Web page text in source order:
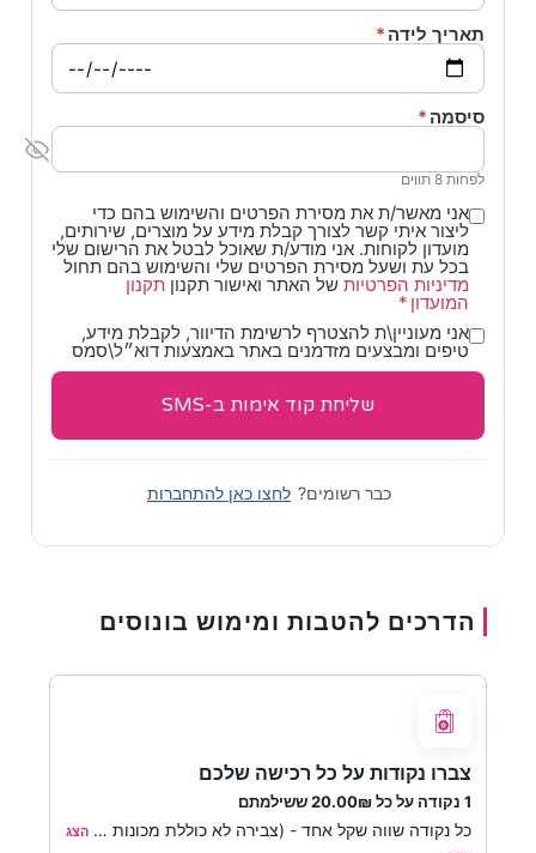
תאריך לידה *
סיסמה *
לפחות 8 תווים
אני מאשר/ת את מסירת הפרטים והשימוש בהם כדי
ליצור איתי קשר לצורך קבלת מידע על מוצרים, שירותים,
מועדון לקוחות. אני מודע/ת שאוכל לבטל את הרישום שלי
בכל עת ושעל מסירת הפרטים שלי והשימוש בהם תחול
מדיניות הפרטיות של האתר ואישור תקנון תקנון
המועדון *
אני מעוניין\ת להצטרף לרשימת הדיוור, לקבלת מידע,
טיפים ומבצעים מזדמנים באתר באמצעות דוא״ל\סמס
שליחת קוד אימות ב-SMS
כבר רשומים? לחצו כאן להתחברות
הדרכים להטבות ומימוש בונוסים
צברו נקודות על כל רכישה שלכם
1 נקודה על כל 20.00₪ ששילמתם
כל נקודה שווה שקל אחד - (צבירה לא כוללת מכונות … הצג